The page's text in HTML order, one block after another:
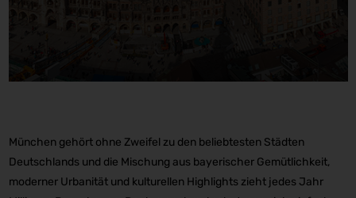
München gehört ohne Zweifel zu den beliebtesten Städten
Deutschlands und die Mischung aus bayerischer Gemütlichkeit,
moderner Urbanität und kulturellen Highlights zieht jedes Jahr